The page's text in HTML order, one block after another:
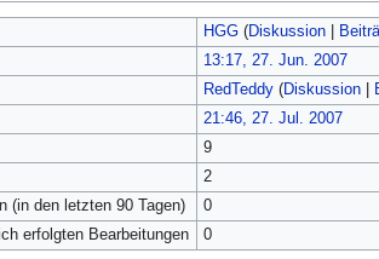
HGG (Diskussion|
13:17, 27. Jun. 2007
RedTeddy (Diskussion|
21:46, 27. Jul. 2007
9
2
(in den letzten 90 Tagen)
0
erfolgten Bearbeitungen
0